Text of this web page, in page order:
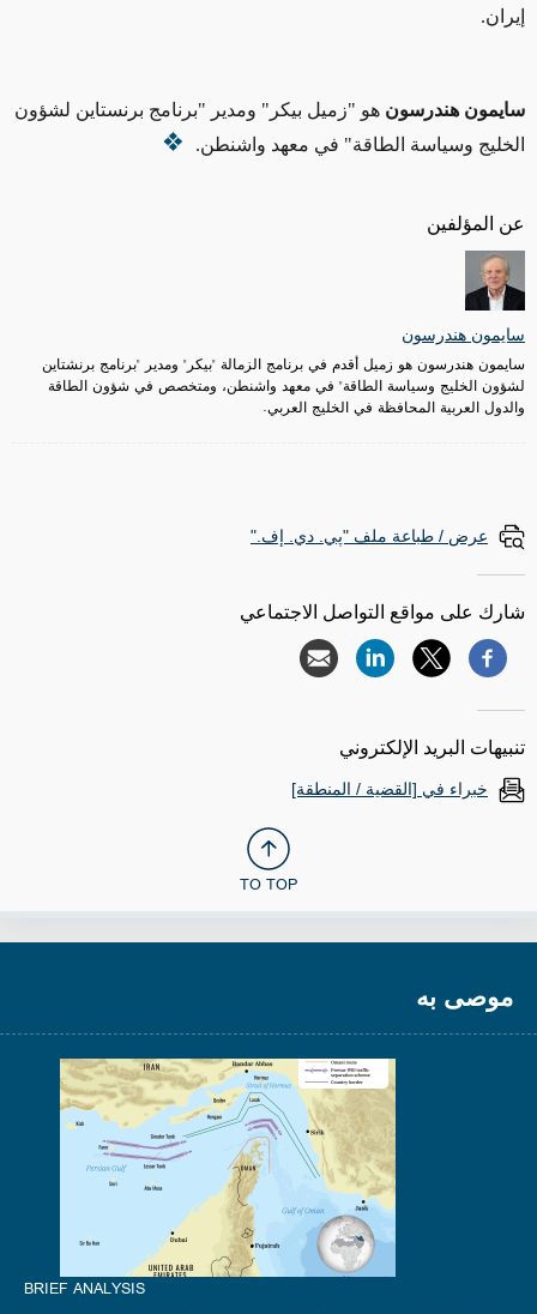
عن المؤلفين
سايمون هندرسون
سايمون هندرسون هو زميل أقدم في برنامج الزمالة "بيكر" ومدير "برنامج برنشتاين
لشؤون الخليج وسياسة الطاقة" في معهد واشنطن، ومتخصص في شؤون الطاقة
والدول العربية المحافظة في الخليج العربي.
إيران.
سايمون هندرسون هو "زميل بيكر" ومدير "برنامج برنستاين لشؤون
الخليج وسياسة الطاقة" في معهد واشنطن.
عرض / طباعة ملف "پي. دي. إف."
شارك على مواقع التواصل الاجتماعي
تنبيهات البريد الإلكتروني
خبراء في [القضية / المنطقة]
TO TOP
موصى به
BRIEF ANALYSIS